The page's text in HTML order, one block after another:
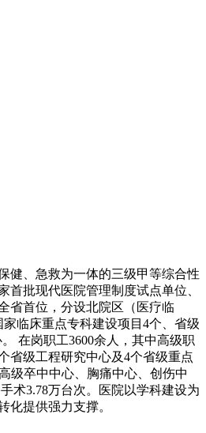
健、急救为一体的三级甲等综合性
批现代医院管理制度试点单位、
省首位，分设北院区（医疗临
临床重点专科建设项目4个、省级
在岗职工3600余人，其中高级职
省级工程研究中心及4个省级重点
级卒中中心、胸痛中心、创伤中
术3.78万台次。医院以学科建设为
提供强力支撑。